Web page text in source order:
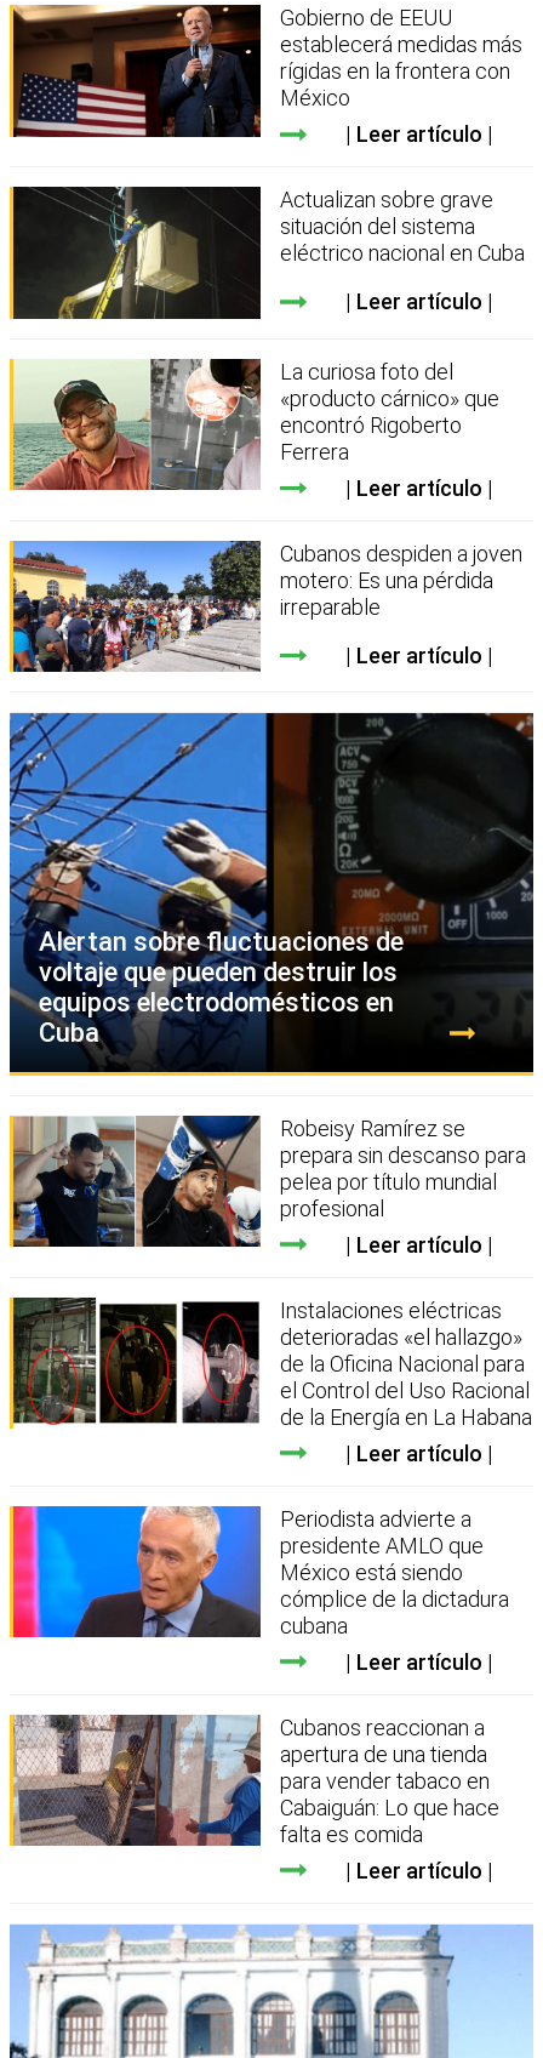
Gobierno de EEUU
establecerá medidas más
rígidas en la frontera con
México
Leer artículo
Actualizan sobre grave
situación del sistema
eléctrico nacional en Cuba
Leer artículo
La curiosa foto del
«producto cárnico» que
encontró Rigoberto
Ferrera
Leer artículo
Cubanos despiden a joven
motero: Es una pérdida
irreparable
Leer artículo
Alertan sobre fluctuaciones de
voltaje que pueden destruir los
equipos electrodomésticos en
Cuba
Robeisy Ramírez se
prepara sin descanso para
pelea por título mundial
profesional
Leer artículo
Instalaciones eléctricas
deterioradas «el hallazgo»
de la Oficina Nacional para
el Control del Uso Racional
de la Energía en La Habana
Leer artículo
Periodista advierte a
presidente AMLO que
México está siendo
cómplice de la dictadura
cubana
Leer artículo
Cubanos reaccionan a
apertura de una tienda
para vender tabaco en
Cabaiguán: Lo que hace
falta es comida
Leer artículo